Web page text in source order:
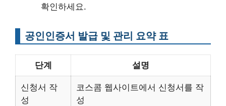
확인하세요.
공인인증서 발급 및 관리 요약 표
단계 설명
신청서 작
성
코스콤 웹사이트에서 신청서를 작
성